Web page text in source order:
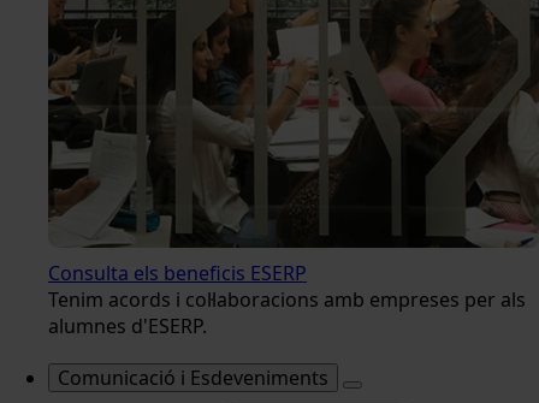
Consulta els beneficis ESERP
Tenim acords i col·laboracions amb empreses per als
alumnes d'ESERP.
Comunicació i Esdeveniments